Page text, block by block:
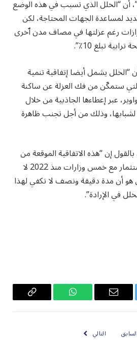
أن “الخلل الذي تسبب في هذه الوضع
لمساعدة الجهات المحتاجة، لكن
رغم عزلتها في مصاف مدن ٱخرى
تبلغ 10٪”.
“الخلل يشمل أيضا إتفاقية تنمية
ستمكّن من فك العزلة عن ساكنة
عبر إعطاءها الجاذبية من خلال
وذلك من أجل تجنب ظاهرة
إن “هذه الاتفاقية الموقعة من
طرف المركز الجهوي للإستثمار مع خمس وزارات منذ 2022 لا
هو أن مدة دقيقة ونصف لا تكفي لهذا
في الإرادة”.
البريد
واتساب
Copy
السابق التالي